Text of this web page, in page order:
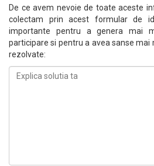
De ce avem nevoie de toate aceste
colectam prin acest formular de
importante pentru a genera mai
participare si pentru a avea sanse
rezolvate: